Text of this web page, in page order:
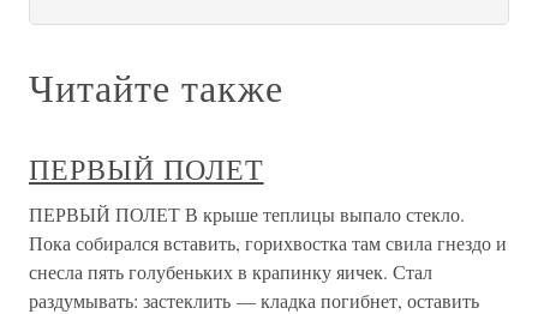
Читайте также
ПЕРВЫЙ ПОЛЕТ
ПЕРВЫЙ ПОЛЕТ В крыше теплицы выпало стекло.
Пока собирался вставить, горихвостка там свила гнездо и
снесла пять голубеньких в крапинку яичек. Стал
раздумывать: застеклить — кладка погибнет, оставить